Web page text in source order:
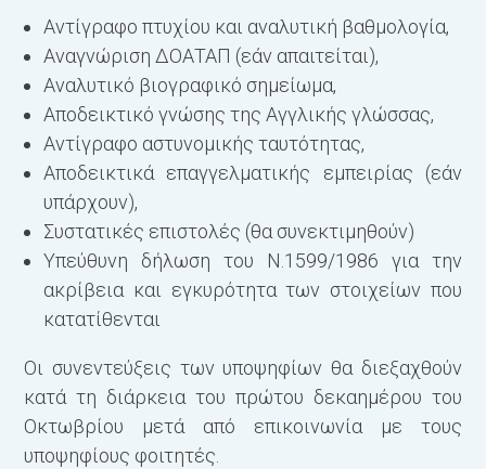
Αντίγραφο πτυχίου και αναλυτική βαθμολογία,
Αναγνώριση ΔΟΑΤΑΠ (εάν απαιτείται),
Αναλυτικό βιογραφικό σημείωμα,
Αποδεικτικό γνώσης της Αγγλικής γλώσσας,
Αντίγραφο αστυνομικής ταυτότητας,
Αποδεικτικά επαγγελματικής εμπειρίας (εάν
υπάρχουν),
Συστατικές επιστολές (θα συνεκτιμηθούν)
Υπεύθυνη δήλωση του Ν.1599/1986 για την
ακρίβεια και εγκυρότητα των στοιχείων που
κατατίθενται
Οι συνεντεύξεις των υποψηφίων θα διεξαχθούν
κατά τη διάρκεια του πρώτου δεκαημέρου του
Οκτωβρίου μετά από επικοινωνία με τους
υποψηφίους φοιτητές.